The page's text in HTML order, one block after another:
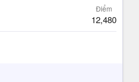
Điểm
12,480